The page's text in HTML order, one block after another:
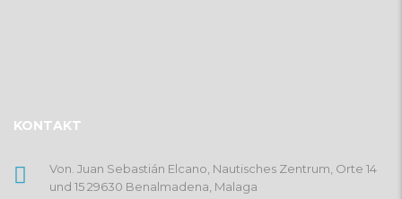
KONTAKT
Von. Juan Sebastián Elcano, Nautisches Zentrum, Orte 14
und 15 29630 Benalmadena, Malaga